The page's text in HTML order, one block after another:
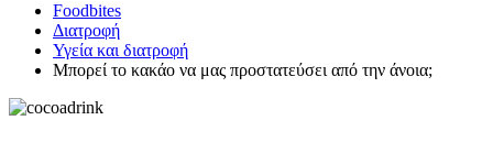
Foodbites
Διατροφή
Υγεία και διατροφή
Μπορεί το κακάο να μας προστατεύσει από την άνοια;